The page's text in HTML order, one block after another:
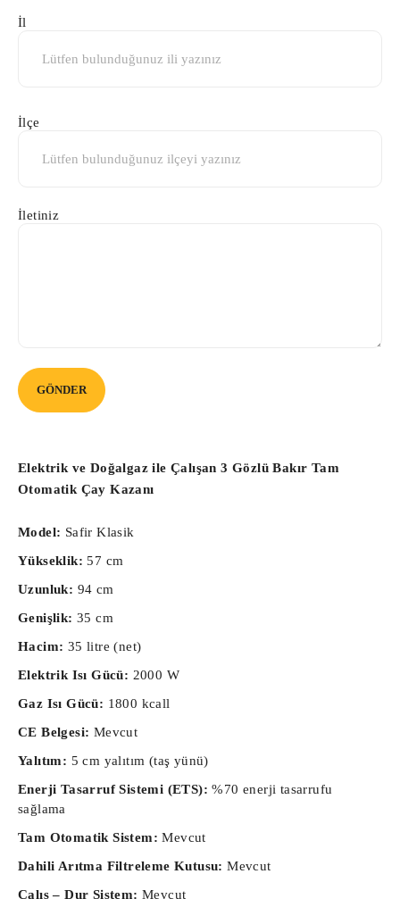
İl
İlçe
İletiniz
Elektrik ve Doğalgaz ile Çalışan 3 Gözlü Bakır Tam
Otomatik Çay Kazanı
Model: Safir Klasik
Yükseklik: 57 cm
Uzunluk: 94 cm
Genişlik: 35 cm
Hacim: 35 litre (net)
Elektrik Isı Gücü: 2000 W
Gaz Isı Gücü: 1800 kcall
CE Belgesi: Mevcut
Yalıtım: 5 cm yalıtım (taş yünü)
Enerji Tasarruf Sistemi (ETS): %70 enerji tasarrufu
sağlama
Tam Otomatik Sistem: Mevcut
Dahili Arıtma Filtreleme Kutusu: Mevcut
Çalış – Dur Sistem: Mevcut